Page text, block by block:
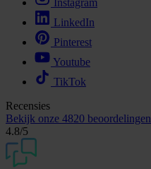
Instagram
LinkedIn
Pinterest
Youtube
TikTok
Recensies
Bekijk onze 4820 beoordelingen
4.8/5